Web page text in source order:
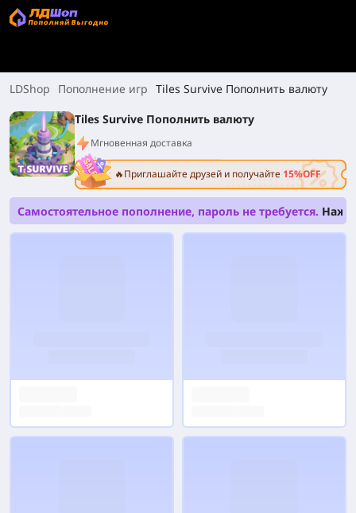
LDShop Пополнение игр Tiles Survive Пополнить валюту
Tiles Survive Пополнить валюту
Мгновенная доставка
🔥Приглашайте друзей и получайте 15%OFF
Самостоятельное пополнение, пароль не требуется.